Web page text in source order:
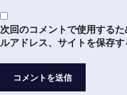
次回のコメントで使用する
ルアドレス、サイトを保存す